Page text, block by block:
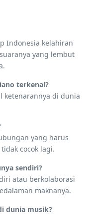
Indonesia kelahiran
yang lembut
terkenal?
ketenarannya di dunia
yang harus
cocok lagi.
sendiri?
atau berkolaborasi
maknanya.
dunia musik?